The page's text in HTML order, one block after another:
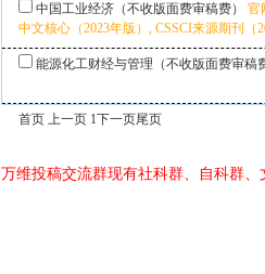
中国工业经济（不收版面费审稿费）
官
中文核心（2023年版）, CSSCI来源期刊
能源化工财经与管理（不收版面费审
首页 上一页 1下一页尾页
万维投稿交流群现有社科群、自科群